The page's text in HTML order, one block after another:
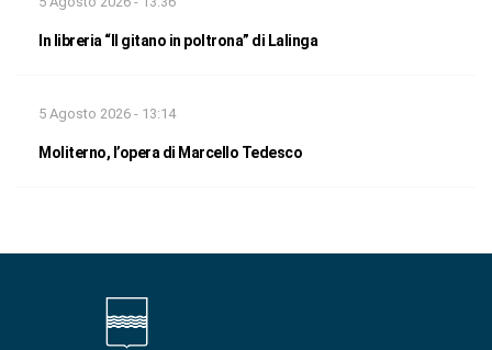
In libreria “Il gitano in poltrona” di Lalinga
5 Agosto 2026 - 13:14
Moliterno, l’opera di Marcello Tedesco